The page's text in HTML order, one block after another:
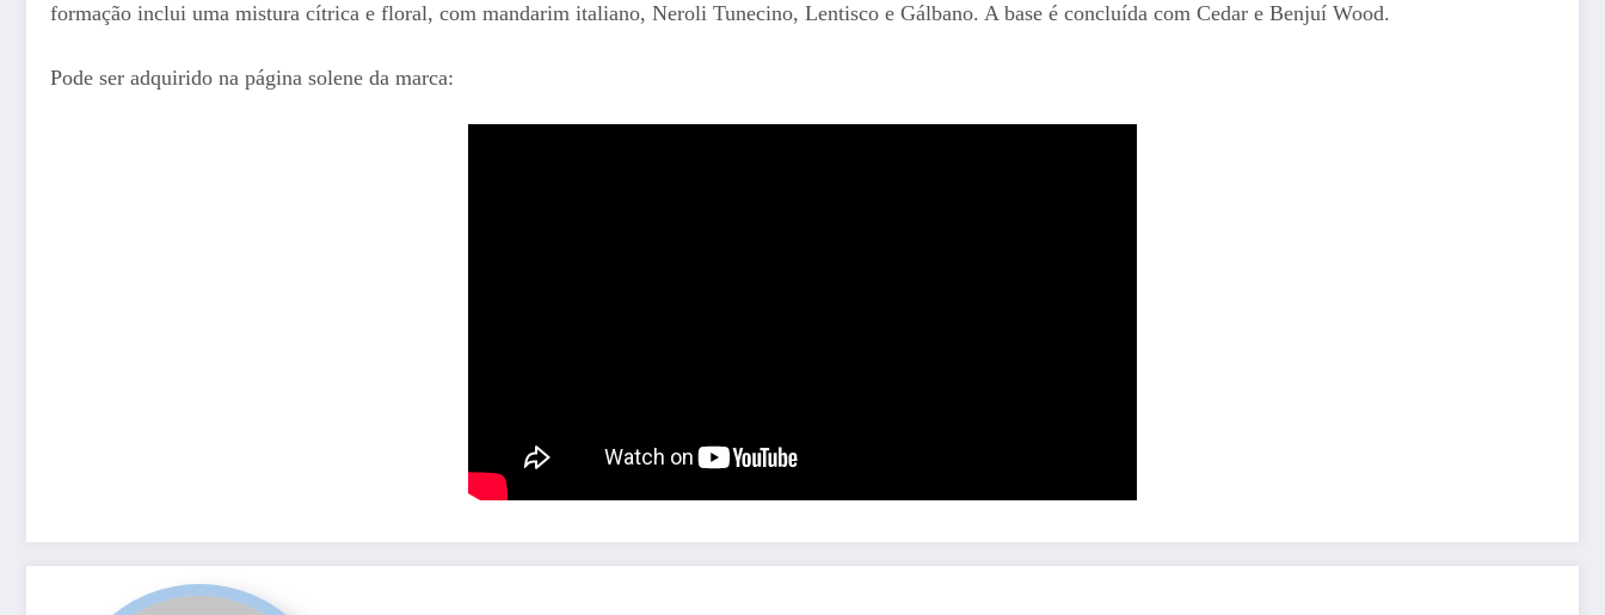
formação inclui uma mistura cítrica e floral, com mandarim italiano, Neroli Tunecino, Lentisco e Gálbano. A base é concluída com Cedar e Benjuí Wood.
Pode ser adquirido na página solene da marca: